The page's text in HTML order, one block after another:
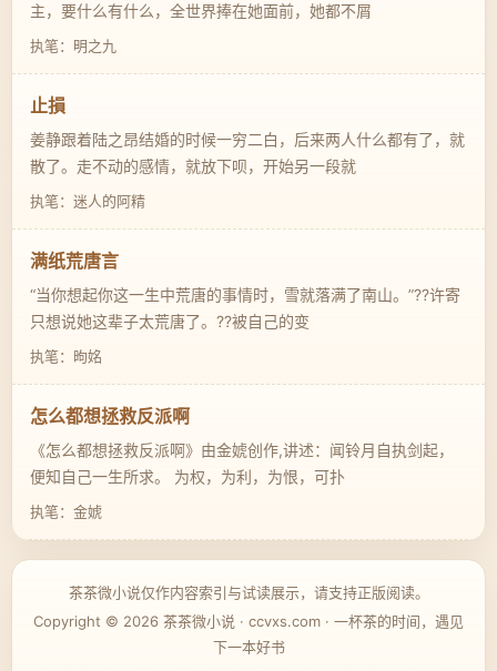
主，要什么有什么，全世界捧在她面前，她都不屑
执笔：明之九
止損
姜静跟着陆之昂结婚的时候一穷二白，后来两人什么都有了，就
散了。走不动的感情，就放下呗，开始另一段就
执笔：迷人的阿精
满纸荒唐言
“当你想起你这一生中荒唐的事情时，雪就落满了南山。”??许寄
只想说她这辈子太荒唐了。??被自己的变
执笔：昫姳
怎么都想拯救反派啊
《怎么都想拯救反派啊》由金婋创作,讲述：闻铃月自执剑起，
便知自己一生所求。 为权，为利，为恨，可扑
执笔：金婋
茶茶微小说仅作内容索引与试读展示，请支持正版阅读。
Copyright © 2026 茶茶微小说 · ccvxs.com · 一杯茶的时间，遇见
下一本好书